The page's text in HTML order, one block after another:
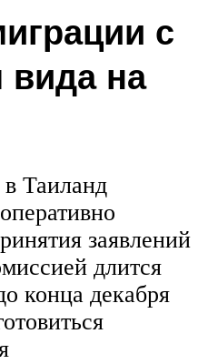
с
вида на
Таиланд
заявлений
длится
конца декабря